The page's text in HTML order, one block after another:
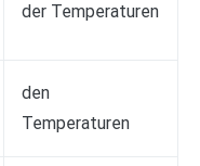
der Temperaturen
den
Temperaturen